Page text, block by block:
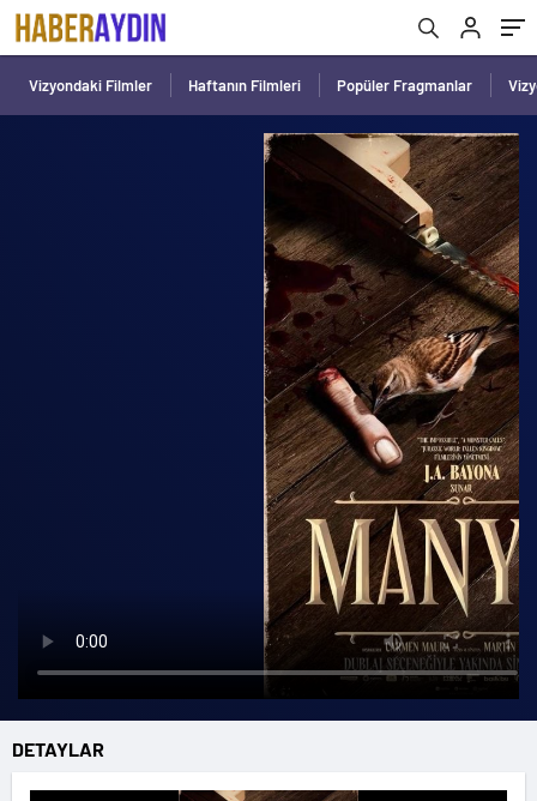
Vizyondaki Filmler Haftanın Filmleri Popüler Fragmanlar
DETAYLAR